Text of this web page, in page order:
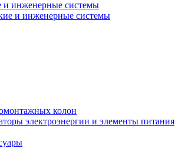
и инженерные системы
и инженерные системы
колон
электроэнергии и элементы питания